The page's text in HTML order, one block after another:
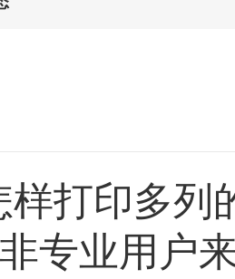
打印多列
专业用户